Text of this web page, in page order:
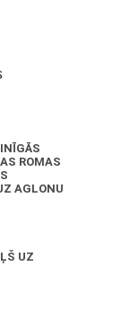
ROMAS
AGLONU
UZ